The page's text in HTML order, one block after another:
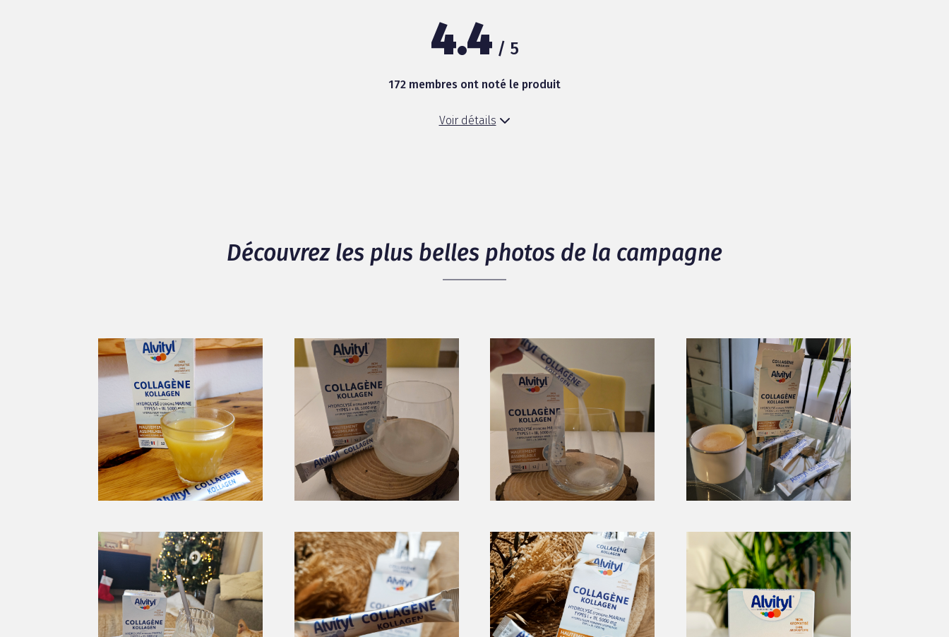
4.4 / 5
172 membres ont noté le produit
Voir détails
Découvrez les plus belles photos de la campagne